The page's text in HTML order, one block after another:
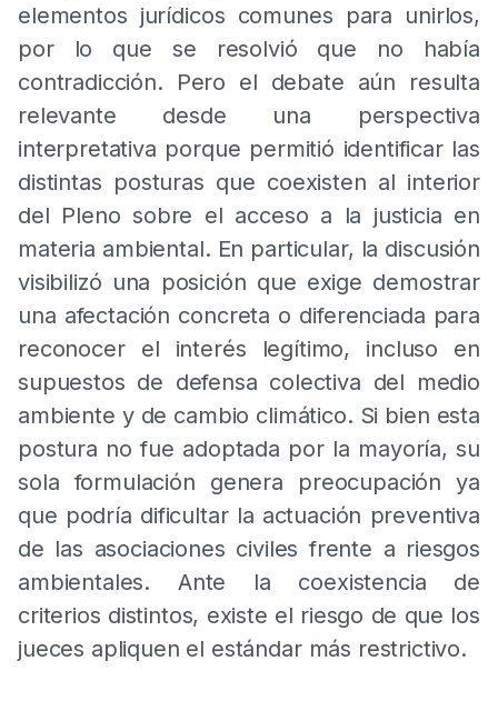
elementos jurídicos comunes para unirlos,
por lo que se resolvió que no había
contradicción. Pero el debate aún resulta
relevante desde una perspectiva
interpretativa porque permitió identificar las
distintas posturas que coexisten al interior
del Pleno sobre el acceso a la justicia en
materia ambiental. En particular, la discusión
visibilizó una posición que exige demostrar
una afectación concreta o diferenciada para
reconocer el interés legítimo, incluso en
supuestos de defensa colectiva del medio
ambiente y de cambio climático. Si bien esta
postura no fue adoptada por la mayoría, su
sola formulación genera preocupación ya
que podría dificultar la actuación preventiva
de las asociaciones civiles frente a riesgos
ambientales. Ante la coexistencia de
criterios distintos, existe el riesgo de que los
jueces apliquen el estándar más restrictivo.